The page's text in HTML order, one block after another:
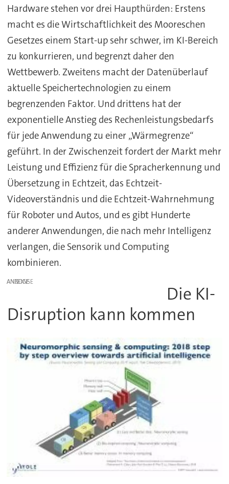
Hardware stehen vor drei Haupthürden: Erstens
macht es die Wirtschaftlichkeit des Mooreschen
Gesetzes einem Start-up sehr schwer, im KI-Bereich
zu konkurrieren, und begrenzt daher den
Wettbewerb. Zweitens macht der Datenüberlauf
aktuelle Speichertechnologien zu einem
begrenzenden Faktor. Und drittens hat der
exponentielle Anstieg des Rechenleistungsbedarfs
für jede Anwendung zu einer „Wärmegrenze“
geführt. In der Zwischenzeit fordert der Markt mehr
Leistung und Effizienz für die Spracherkennung und
Übersetzung in Echtzeit, das Echtzeit-
Videoverständnis und die Echtzeit-Wahrnehmung
für Roboter und Autos, und es gibt Hunderte
anderer Anwendungen, die nach mehr Intelligenz
verlangen, die Sensorik und Computing
kombinieren.
ANZEIGE
Die KI-
Disruption kann kommen